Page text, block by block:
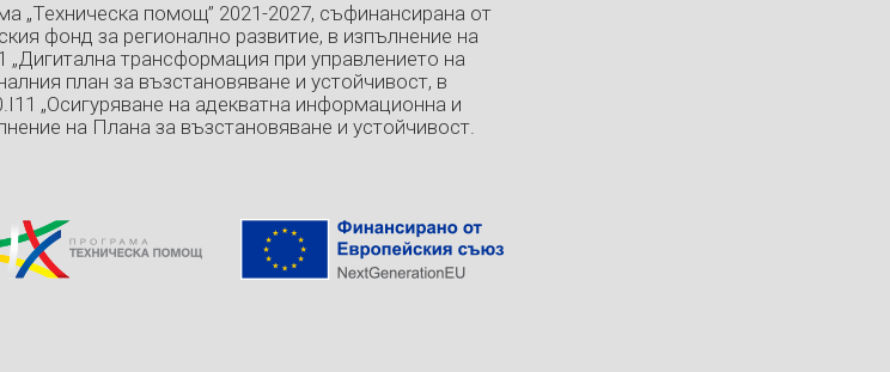
„Техническа помощ” 2021-2027, съфинансирана от
фонд за регионално развитие, в изпълнение на
„Дигитална трансформация при управлението на
план за възстановяване и устойчивост, в
„Осигуряване на адекватна информационна и
на Плана за възстановяване и устойчивост.